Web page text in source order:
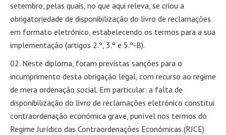
setembro, pelas quais, no que aqui releva, se criou a
obrigatoriedade de disponibilização do livro de reclamações
em formato eletrónico, estabelecendo os termos para a sua
implementação (artigos 2.º, 3.º e 5.º-B).
Neste diploma, foram previstas sanções para o
incumprimento desta obrigação legal, com recurso ao regime
de mera ordenação social. Em particular: a falta de
disponibilização do livro de reclamações eletrónico constitui
contraordenação económica grave, punível nos termos do
Regime Jurídico das Contraordenações Económicas (RJCE)